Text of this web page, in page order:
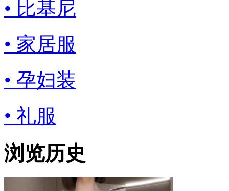
• 比基尼
• 家居服
• 孕妇装
• 礼服
浏览历史